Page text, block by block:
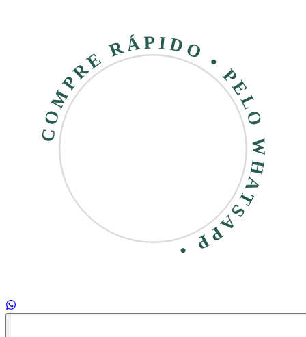
COMPRE RÁPIDO • PELO WHATSAPP •